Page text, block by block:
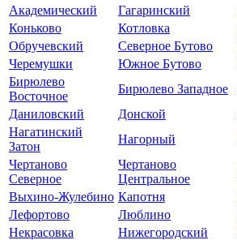
Академический
Гагаринский
Коньково
Котловка
Обручевский
Северное Бутово
Черемушки
Южное Бутово
Бирюлево
Восточное
Бирюлево Западное
Даниловский
Донской
Нагатинский
Затон
Нагорный
Чертаново
Северное
Чертаново
Центральное
Выхино-Жулебино Капотня
Лефортово
Люблино
Некрасовка
Нижегородский